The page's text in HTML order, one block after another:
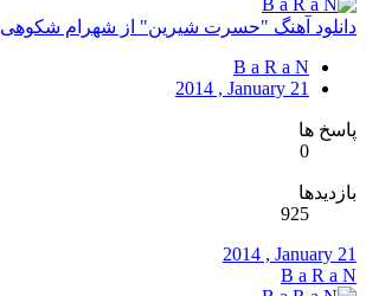
دانلود آهنگ "حسرت شیرین" از شهرام شکوهی
B a R a N
2014 , January 21
پاسخ ها
0
بازدیدها
925
2014 , January 21
B a R a N